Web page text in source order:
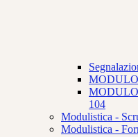
104
Modulistica -
Modulistica -